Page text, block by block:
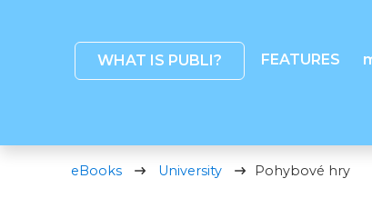
WHAT IS PUBLI? FEATURES
eBooks University Pohybové hry